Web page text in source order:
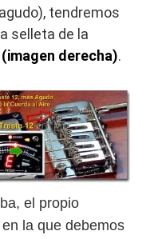
tendremos
selleta de la
(imagen derecha).
el propio
la que debemos